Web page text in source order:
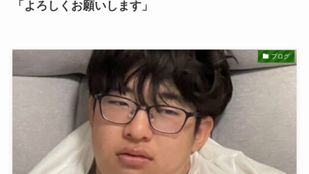
「よろしくお願いします」
ブログ